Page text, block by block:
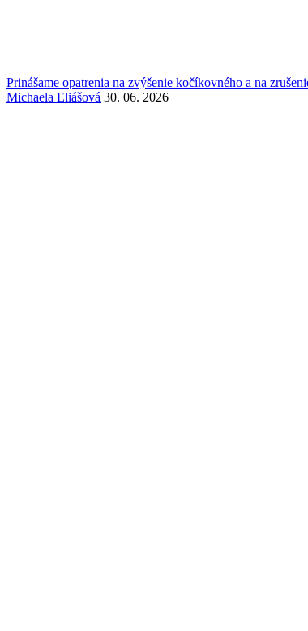
Prinášame opatrenia na zvýšenie kočíkovného a na
Michaela Eliášová 30. 06. 2026